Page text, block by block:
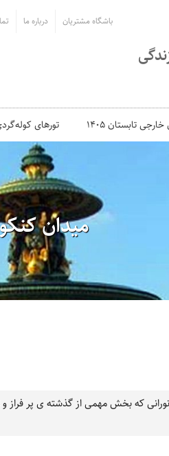
باشگاه مشتریان درباره ما
تابستان 1405 تورهای
میدان
که بخش مهمی از گذشته ی پر